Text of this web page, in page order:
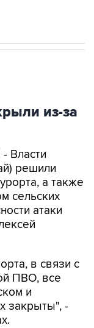
из-за
- Власти
решили
а также
сельских
атаки
в связи с
ПВО, все
и
закрыты", -